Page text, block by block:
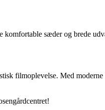
sæder og brede
filmoplevelse. Med